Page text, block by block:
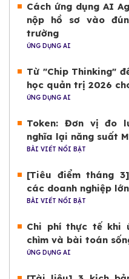
Cách ứng dụng AI
nộp hồ sơ vào
trường
ỨNG DỤNG AI
Từ "Chip Thinking"
học quản trị 2026
ỨNG DỤNG AI
Token: Đơn vị đo
nghĩa lại năng suất
BÀI VIẾT NỔI BẬT
[Tiêu điểm tháng
các doanh nghiệp
BÀI VIẾT NỔI BẬT
Chi phí thực tế khi
chìm và bài toán
ỨNG DỤNG AI